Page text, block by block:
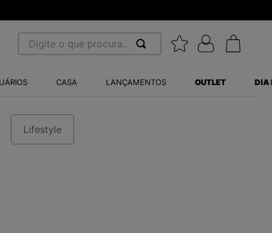
Digite o que procura...
CASA LANÇAMENTOS OUTLET DIA
Lifestyle
BALANCE 530
WHITE